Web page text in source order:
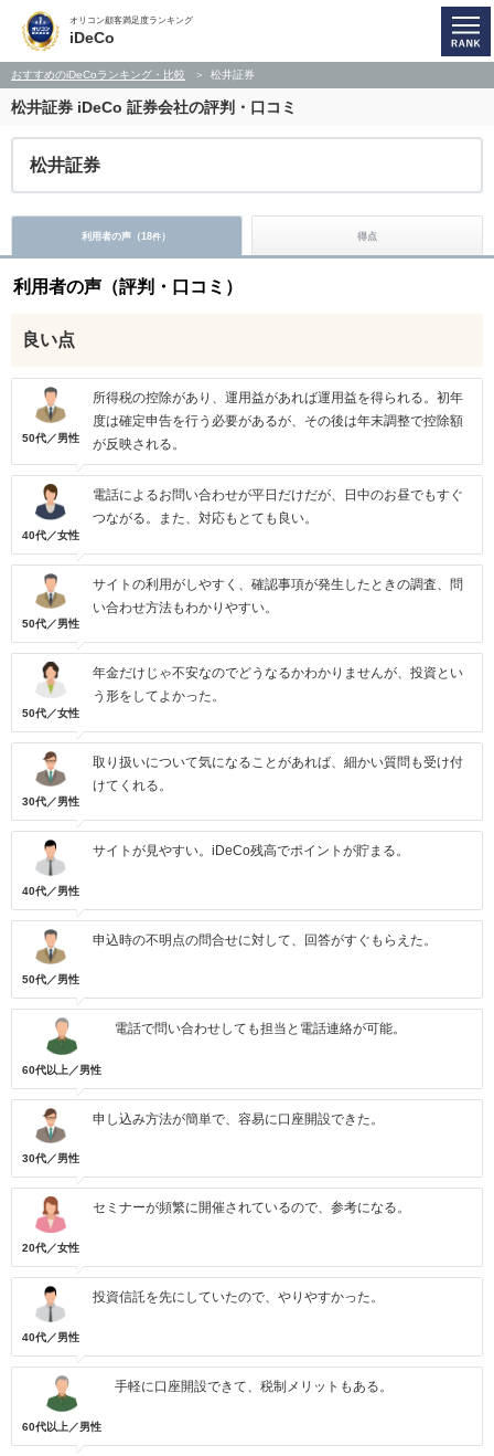
オリコン顧客満足度ランキング
iDeCo
おすすめのiDeCoランキング・比較 松井証券
松井証券 iDeCo 証券会社の評判・口コミ
松井証券
利用者の声（18件） 得点
利用者の声（評判・口コミ）
良い点
50代／男性
所得税の控除があり、運用益があれば運用益を得られる。初年
度は確定申告を行う必要があるが、その後は年末調整で控除額
が反映される。
40代／女性
電話によるお問い合わせが平日だけだが、日中のお昼でもすぐ
つながる。また、対応もとても良い。
50代／男性
サイトの利用がしやすく、確認事項が発生したときの調査、問
い合わせ方法もわかりやすい。
50代／女性
年金だけじゃ不安なのでどうなるかわかりませんが、投資とい
う形をしてよかった。
30代／男性
取り扱いについて気になることがあれば、細かい質問も受け付
けてくれる。
40代／男性
サイトが見やすい。iDeCo残高でポイントが貯まる。
50代／男性
申込時の不明点の問合せに対して、回答がすぐもらえた。
60代以上／男性
電話で問い合わせしても担当と電話連絡が可能。
30代／男性
申し込み方法が簡単で、容易に口座開設できた。
20代／女性
セミナーが頻繁に開催されているので、参考になる。
40代／男性
投資信託を先にしていたので、やりやすかった。
60代以上／男性
手軽に口座開設できて、税制メリットもある。